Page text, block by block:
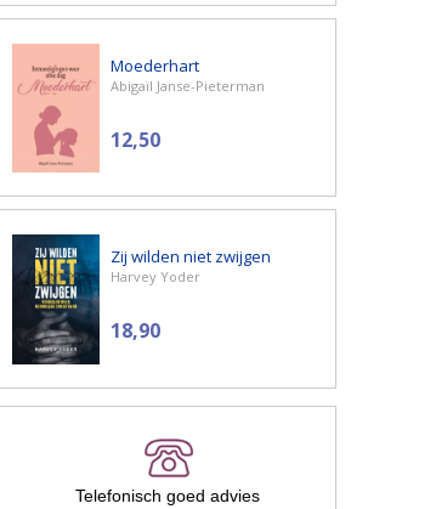
Moederhart
Abigaïl Janse-Pieterman
12,50
Zij wilden niet zwijgen
Harvey Yoder
18,90
Telefonisch goed advies